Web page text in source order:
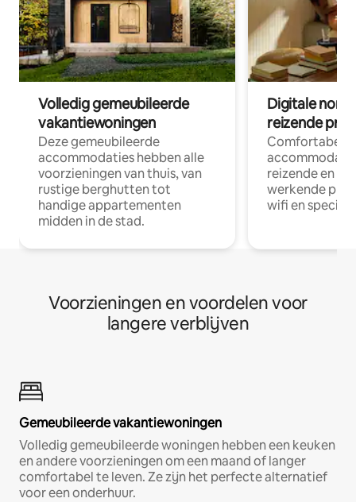
Volledig gemeubileerde
vakantiewoningen
Deze gemeubileerde
accommodaties hebben alle
voorzieningen van thuis, van
rustige berghutten tot
handige appartementen
midden in de stad.
Digitale
reizende
Comfortabele
reizende en
werkende
wifi en
Voorzieningen en voordelen voor
langere verblijven
Gemeubileerde vakantiewoningen
Volledig gemeubileerde woningen hebben een keuken
en andere voorzieningen om een maand of langer
comfortabel te leven. Ze zijn het perfecte alternatief
voor een onderhuur.